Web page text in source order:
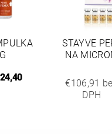
STAYVE
NA
€106,91
DPH